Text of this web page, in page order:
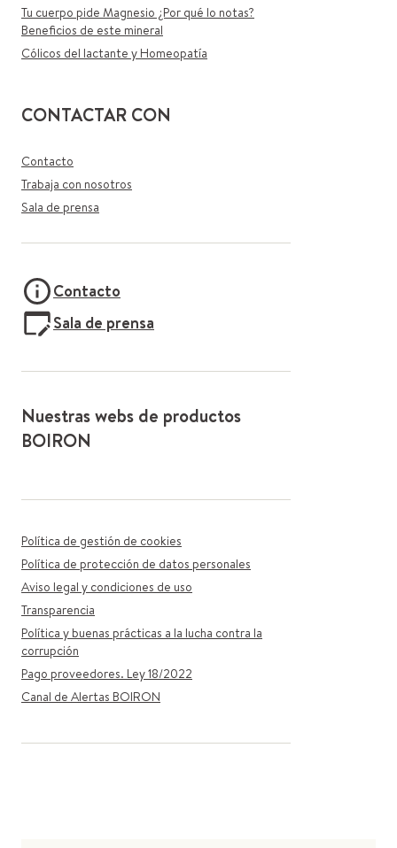
Tu cuerpo pide Magnesio ¿Por qué lo notas?
Beneficios de este mineral
Cólicos del lactante y Homeopatía
CONTACTAR CON
Contacto
Trabaja con nosotros
Sala de prensa
Contacto
Sala de prensa
Nuestras webs de productos
BOIRON
Política de gestión de cookies
Política de protección de datos personales
Aviso legal y condiciones de uso
Transparencia
Política y buenas prácticas a la lucha contra la
corrupción
Pago proveedores. Ley 18/2022
Canal de Alertas BOIRON